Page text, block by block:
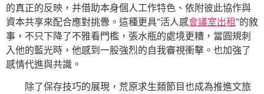
的真正的反映，并借助本身個人工作特色、依附彼此協作與
資本共享來配合應對挑釁。這種更具“活人感會議室出租”的敘
事，不只下降了不雅看門檻，張水瓶的處境更糟，當圓規刺
入他的藍光時，他感到一股強烈的自我審視衝擊。也加強了
感情代進與共識。
除了保存技巧的展現，荒原求生類節目也成為推進文旅